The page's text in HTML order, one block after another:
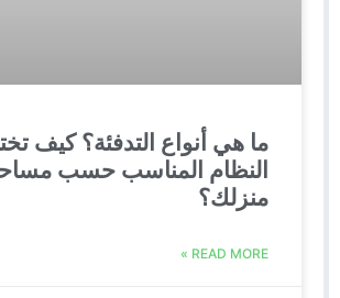
ما هي أنواع التدفئة؟ كيف تختار
النظام المناسب حسب مساحة
منزلك؟
READ MORE »